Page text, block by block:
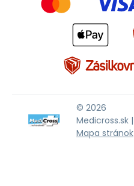
© 2026
Medicross.sk |
Mapa stránok